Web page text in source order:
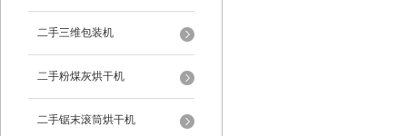
二手三维包装机
二手粉煤灰烘干机
二手锯末滚筒烘干机